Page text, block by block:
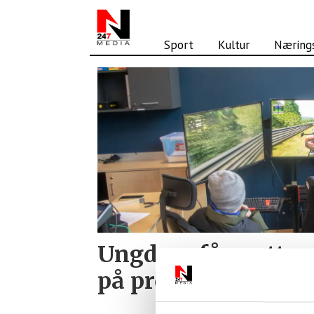
Sport Kultur
fritidsklubb
Ungdom får nytt
på prøve